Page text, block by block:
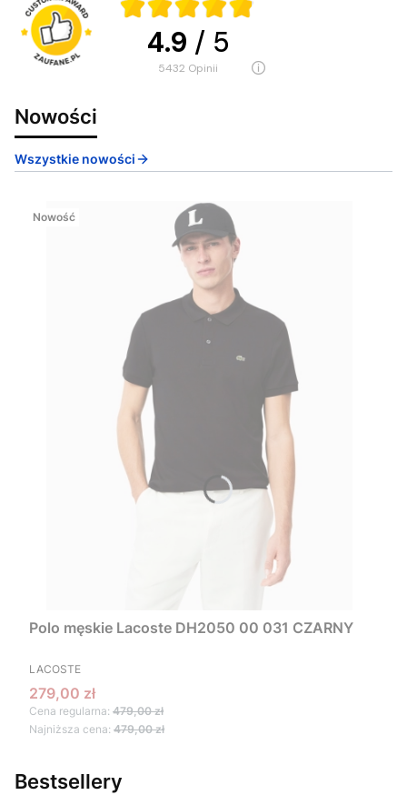
4.9 / 5
5432 opinii
Nowości
Wszystkie nowości
Nowość
Polo męskie Lacoste DH2050 00 031 CZARNY
PRODUCENT
LACOSTE
Cena promocyjna
279,00 zł
Cena regularna: 479,00 zł
Najniższa cena: 479,00 zł
Bestsellery